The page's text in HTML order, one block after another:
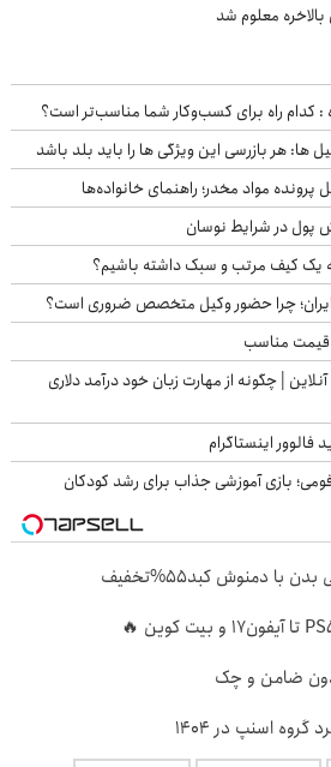
معلوم شد
: کدام راه برای کسب‌وکار شما مناسب‌تر است؟
ها: هر بازرسی این ویژگی ها را باید بلد باشد
پول در شرایط نوسان
یک کیف مرتب و سبک داشته باشیم؟
ایران؛ چرا حضور وکیل متخصص ضروری است؟
قیمت مناسب
| چگونه از مهارت زبان خود درآمد دلاری
اینستاگرام
بازی آموزشی جذاب برای رشد کودکان
دمنوش کبد55%تخفیف
اسنپ در ۱۴۰۴